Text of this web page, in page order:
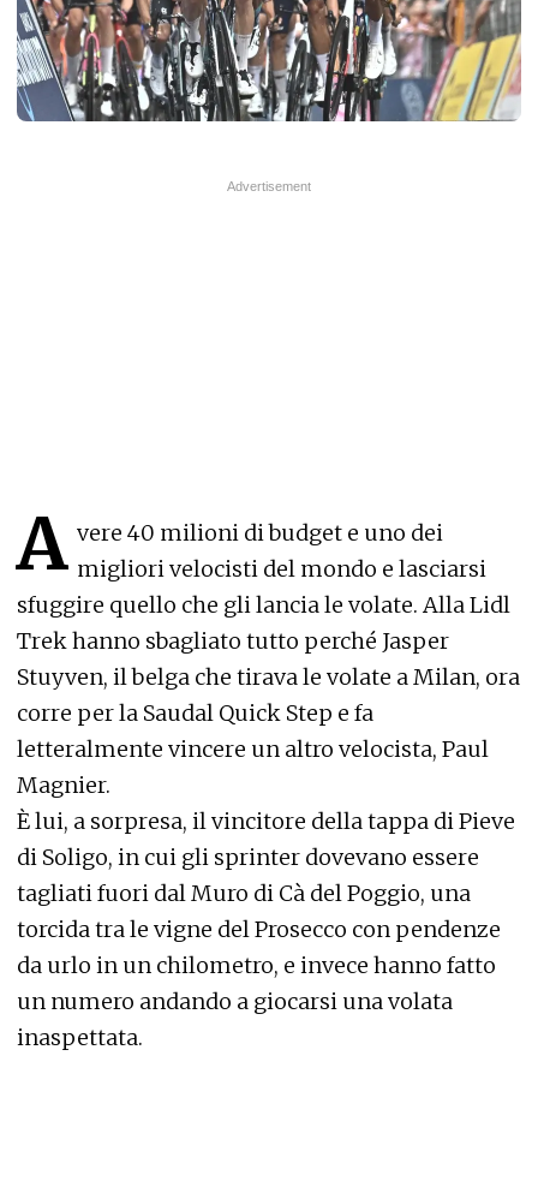
A vere 40 milioni di budget e uno dei
migliori velocisti del mondo e lasciarsi
sfuggire quello che gli lancia le volate. Alla Lidl
Trek hanno sbagliato tutto perché Jasper
Stuyven, il belga che tirava le volate a Milan, ora
corre per la Saudal Quick Step e fa
letteralmente vincere un altro velocista, Paul
Magnier.
È lui, a sorpresa, il vincitore della tappa di Pieve
di Soligo, in cui gli sprinter dovevano essere
tagliati fuori dal Muro di Cà del Poggio, una
torcida tra le vigne del Prosecco con pendenze
da urlo in un chilometro, e invece hanno fatto
un numero andando a giocarsi una volata
inaspettata.